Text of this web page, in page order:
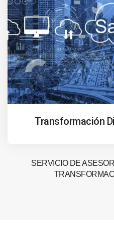
Transformación
SERVICIO DE